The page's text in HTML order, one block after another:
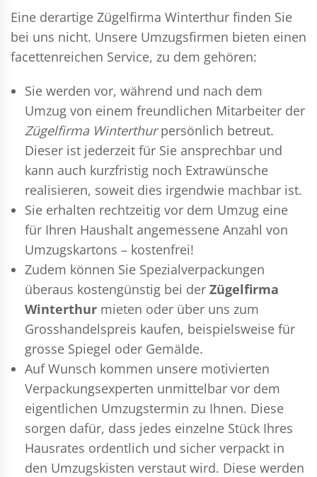
Eine derartige Zügelfirma Winterthur finden Sie
bei uns nicht. Unsere Umzugsfirmen bieten einen
facettenreichen Service, zu dem gehören:
Sie werden vor, während und nach dem
Umzug von einem freundlichen Mitarbeiter der
Zügelfirma Winterthurpersönlich betreut.
Dieser ist jederzeit für Sie ansprechbar und
kann auch kurzfristig noch Extrawünsche
realisieren, soweit dies irgendwie machbar ist.
Sie erhalten rechtzeitig vor dem Umzug eine
für Ihren Haushalt angemessene Anzahl von
Umzugskartons – kostenfrei!
Zudem können Sie Spezialverpackungen
überaus kostengünstig bei der Zügelfirma
Winterthur mieten oder über uns zum
Grosshandelspreis kaufen, beispielsweise für
grosse Spiegel oder Gemälde.
Auf Wunsch kommen unsere motivierten
Verpackungsexperten unmittelbar vor dem
eigentlichen Umzugstermin zu Ihnen. Diese
sorgen dafür, dass jedes einzelne Stück Ihres
Hausrates ordentlich und sicher verpackt in
den Umzugskisten verstaut wird. Diese werden